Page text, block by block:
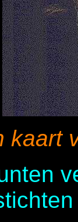
kaart